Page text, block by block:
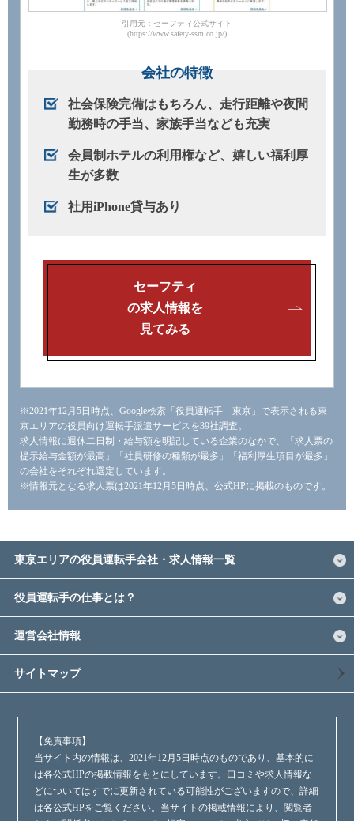
引用元：セーフティ公式サイト
(https://www.safety-ssm.co.jp/)
会社の特徴
社会保険完備はもちろん、走行距離や夜間
勤務時の手当、家族手当なども充実
会員制ホテルの利用権など、嬉しい福利厚
生が多数
社用iPhone貸与あり
セーフティ
の求人情報を
見てみる
※2021年12月5日時点、Google検索「役員運転手 東京」で表示される東
京エリアの役員向け運転手派遣サービスを39社調査。
求人情報に週休二日制・給与額を明記している企業のなかで、「求人票の
提示給与金額が最高」「社員研修の種類が最多」「福利厚生項目が最多」
の会社をそれぞれ選定しています。
※情報元となる求人票は2021年12月5日時点、公式HPに掲載のものです。
東京エリアの役員運転手会社・求人情報一覧
役員運転手の仕事とは？
運営会社情報
サイトマップ
【免責事項】
当サイト内の情報は、2021年12月5日時点のものであり、基本的に
は各公式HPの掲載情報をもとにしています。口コミや求人情報な
どについてはすでに更新されている可能性がございますので、詳細
は各公式HPをご覧ください。当サイトの掲載情報により、閲覧者